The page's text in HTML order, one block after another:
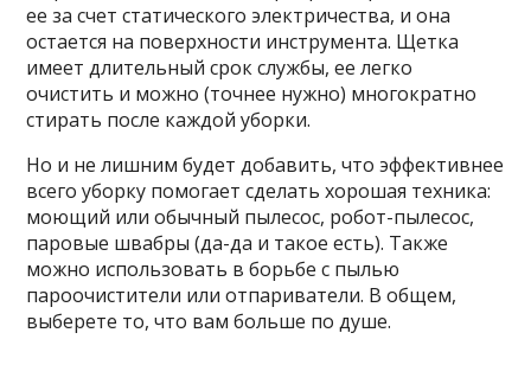
ее за счет статического электричества, и она
остается на поверхности инструмента. Щетка
имеет длительный срок службы, ее легко
очистить и можно (точнее нужно) многократно
стирать после каждой уборки.
Но и не лишним будет добавить, что эффективнее
всего уборку помогает сделать хорошая техника:
моющий или обычный пылесос, робот-пылесос,
паровые швабры (да-да и такое есть). Также
можно использовать в борьбе с пылью
пароочистители или отпариватели. В общем,
выберете то, что вам больше по душе.